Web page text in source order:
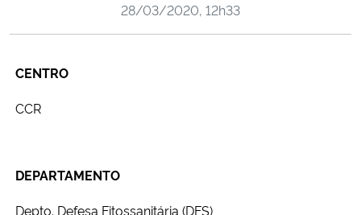
Ministério do Meio Ambiente
28/03/2020, 12h33
CENTRO
CCR
DEPARTAMENTO
Depto. Defesa Fitossanitária (DFS)